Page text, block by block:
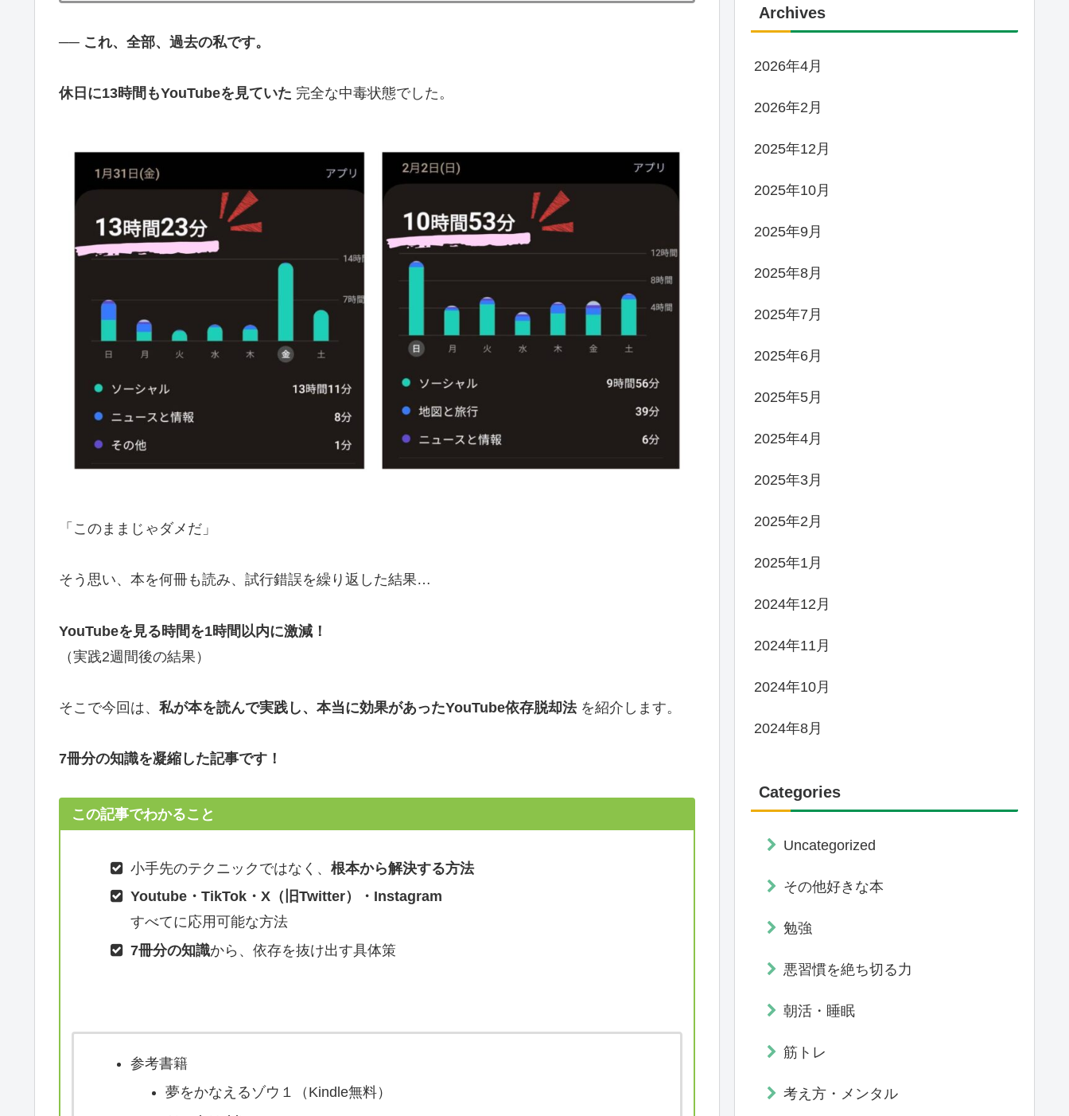
── これ、全部、過去の私です。
休日に13時間もYouTubeを見ていた 完全な中毒状態でした。
「このままじゃダメだ」
そう思い、本を何冊も読み、試行錯誤を繰り返した結果…
YouTubeを見る時間を1時間以内に激減！
（実践2週間後の結果）
そこで今回は、 私が本を読んで実践し、本当に効果があったYouTube依存脱却法を紹介します。
7冊分の知識を凝縮した記事です！
この記事でわかること
小手先のテクニックではなく、 根本から解決する方法
Youtube・TikTok・X（旧Twitter）・Instagram
すべてに応用可能な方法
7冊分の知識から、依存を抜け出す具体策
参考書籍
夢をかなえるゾウ１（Kindle無料）
Archives
2026年4月
2026年2月
2025年12月
2025年10月
2025年9月
2025年8月
2025年7月
2025年6月
2025年5月
2025年4月
2025年3月
2025年2月
2025年1月
2024年12月
2024年11月
2024年10月
2024年8月
Categories
Uncategorized
その他好きな本
勉強
悪習慣を絶ち切る力
朝活・睡眠
筋トレ
考え方・メンタル